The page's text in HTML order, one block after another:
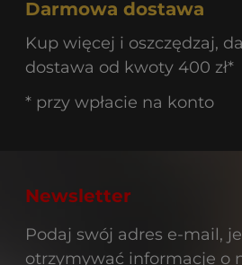
Darmowa dostawa
Kup więcej i oszczędzaj,
dostawa od kwoty 400 zł*
* przy wpłacie na konto
Newsletter
Podaj swój adres e-mail,
otrzymywać informacje o